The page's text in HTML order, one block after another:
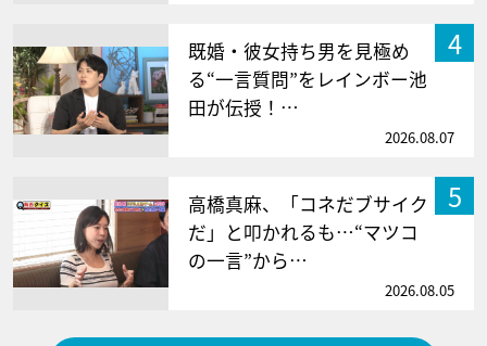
4
既婚・彼女持ち男を見極め
る“一言質問”をレインボー池
田が伝授！…
2026.08.07
5
高橋真麻、「コネだブサイク
だ」と叩かれるも…“マツコ
の一言”から…
2026.08.05